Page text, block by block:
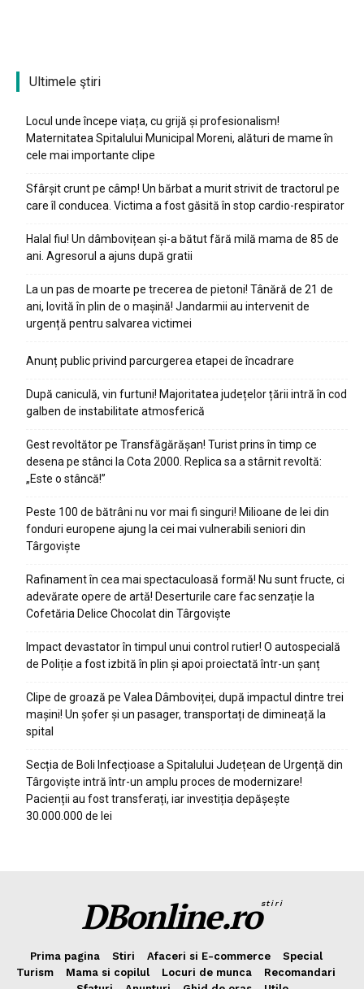
Ultimele ştiri
Locul unde începe viața, cu grijă și profesionalism!
Maternitatea Spitalului Municipal Moreni, alături de mame în
cele mai importante clipe
Sfârșit crunt pe câmp! Un bărbat a murit strivit de tractorul pe
care îl conducea. Victima a fost găsită în stop cardio-respirator
Halal fiu! Un dâmbovițean și-a bătut fără milă mama de 85 de
ani. Agresorul a ajuns după gratii
La un pas de moarte pe trecerea de pietoni! Tânără de 21 de
ani, lovită în plin de o mașină! Jandarmii au intervenit de
urgență pentru salvarea victimei
Anunț public privind parcurgerea etapei de încadrare
După caniculă, vin furtuni! Majoritatea județelor țării intră în cod
galben de instabilitate atmosferică
Gest revoltător pe Transfăgărășan! Turist prins în timp ce
desena pe stânci la Cota 2000. Replica sa a stârnit revoltă:
„Este o stâncă!”
Peste 100 de bătrâni nu vor mai fi singuri! Milioane de lei din
fonduri europene ajung la cei mai vulnerabili seniori din
Târgoviște
Rafinament în cea mai spectaculoasă formă! Nu sunt fructe, ci
adevărate opere de artă! Deserturile care fac senzație la
Cofetăria Delice Chocolat din Târgoviște
Impact devastator în timpul unui control rutier! O autospecială
de Poliție a fost izbită în plin și apoi proiectată într-un șanț
Clipe de groază pe Valea Dâmboviței, după impactul dintre trei
mașini! Un șofer și un pasager, transportați de dimineață la
spital
Secția de Boli Infecțioase a Spitalului Județean de Urgență din
Târgoviște intră într-un amplu proces de modernizare!
Pacienții au fost transferați, iar investiția depășește
30.000.000 de lei
DBonline.rostiri
Prima pagina Stiri Afaceri si E-commerce
Special
Turism
Mama si copilul Locuri de munca
Recomandari